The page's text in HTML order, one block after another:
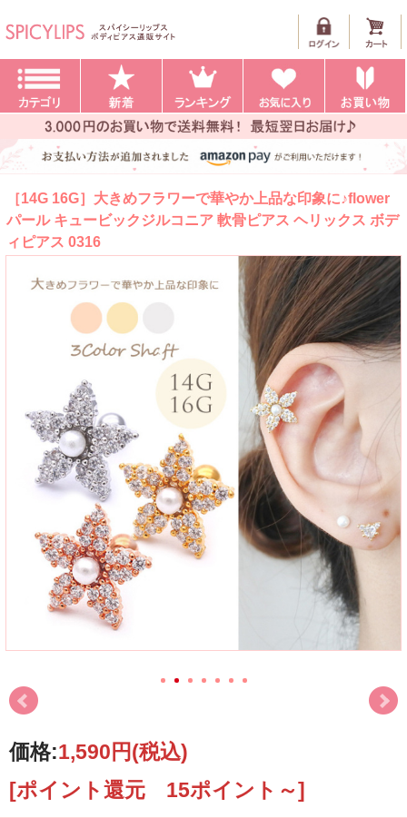
［14G 16G］大きめフラワーで華やか上品な印象に♪flower
パール キュービックジルコニア 軟骨ピアス ヘリックス ボデ
ィピアス 0316
価格:1,590円(税込)
[ポイント還元 15ポイント～]